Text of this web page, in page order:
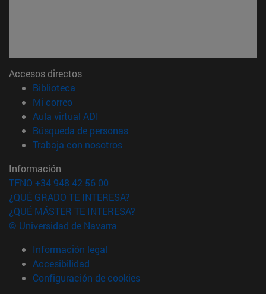
Accesos directos
Biblioteca
Mi correo(abre en nueva ventana)
Aula virtual ADI
Búsqueda de personas(abre en nueva ventana)
Trabaja con nosotros(abre en nueva ventana)
Información
TFNO +34 948 42 56 00
¿QUÉ GRADO TE INTERESA?
¿QUÉ MÁSTER TE INTERESA?
© Universidad de Navarra
Información legal
Accesibilidad
Configuración de cookies